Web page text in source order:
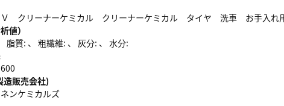
Ｖ クリーナーケミカル クリーナーケミカル タイヤ 洗車 お手入
値）
脂質: 、 粗繊維: 、 灰分: 、 水分:
造販売会社)
ンケミカルズ